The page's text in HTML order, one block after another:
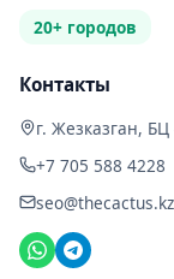
20+ городов
Контакты
г. Жезказган,
+7 705 588 4228
seo@thecactus.kz